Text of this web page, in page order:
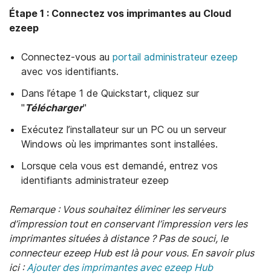
Étape 1 : Connectez vos imprimantes au Cloud
ezeep
Connectez-vous au portail administrateur ezeep
avec vos identifiants.
Dans l’étape 1 de Quickstart, cliquez sur
" Télécharger"
Exécutez l’installateur sur un PC ou un serveur
Windows où les imprimantes sont installées.
Lorsque cela vous est demandé, entrez vos
identifiants administrateur ezeep
Remarque : Vous souhaitez éliminer les serveurs
d’impression tout en conservant l’impression vers les
imprimantes situées à distance ? Pas de souci, le
connecteur ezeep Hub est là pour vous. En savoir plus
ici :Ajouter des imprimantes avec ezeep Hub